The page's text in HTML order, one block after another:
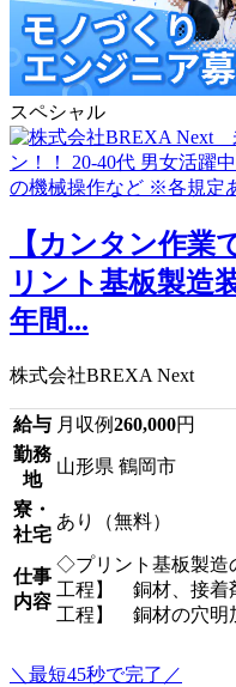
スペシャル
【カンタン作
リント基板製造
年間...
株式会社BREXA Next
給与 月収例260,000円
勤務
地
山形県 鶴岡市
寮・
社宅
あり（無料）
仕事
内容
◇プリント基板製造
工程】 銅材、接着
工程】 銅材の穴明
＼最短45秒で完了／